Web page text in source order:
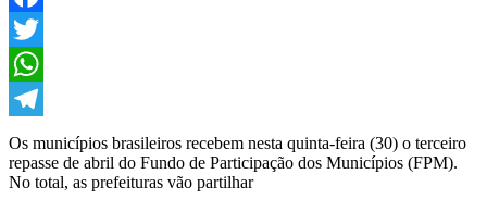
Facebook
Twitter
WhatsApp
Telegram
Os municípios brasileiros recebem nesta quinta-feira (30) o terceiro
repasse de abril do Fundo de Participação dos Municípios (FPM).
No total, as prefeituras vão partilhar